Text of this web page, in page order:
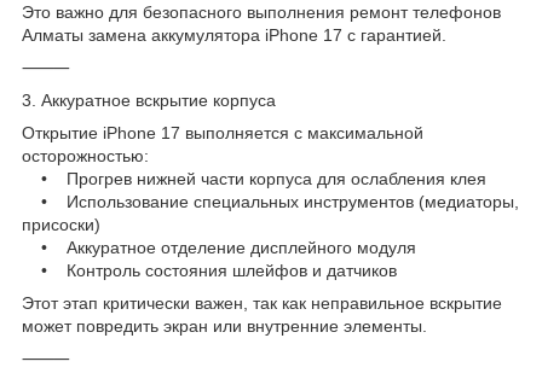
Это важно для безопасного выполнения ремонт телефонов
Алматы замена аккумулятора iPhone 17 с гарантией.
⸻
3. Аккуратное вскрытие корпуса
Открытие iPhone 17 выполняется с максимальной
осторожностью:
• Прогрев нижней части корпуса для ослабления клея
• Использование специальных инструментов (медиаторы,
присоски)
• Аккуратное отделение дисплейного модуля
• Контроль состояния шлейфов и датчиков
Этот этап критически важен, так как неправильное вскрытие
может повредить экран или внутренние элементы.
⸻